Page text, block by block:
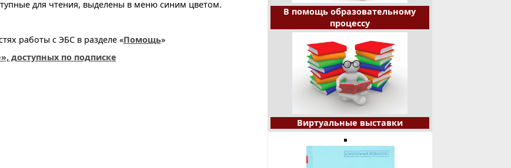
для чтения, выделены в меню синим цветом.
работы с ЭБС в разделе «Помощь»
доступных по подписке
В помощь образовательному
процессу
Виртуальные выставки